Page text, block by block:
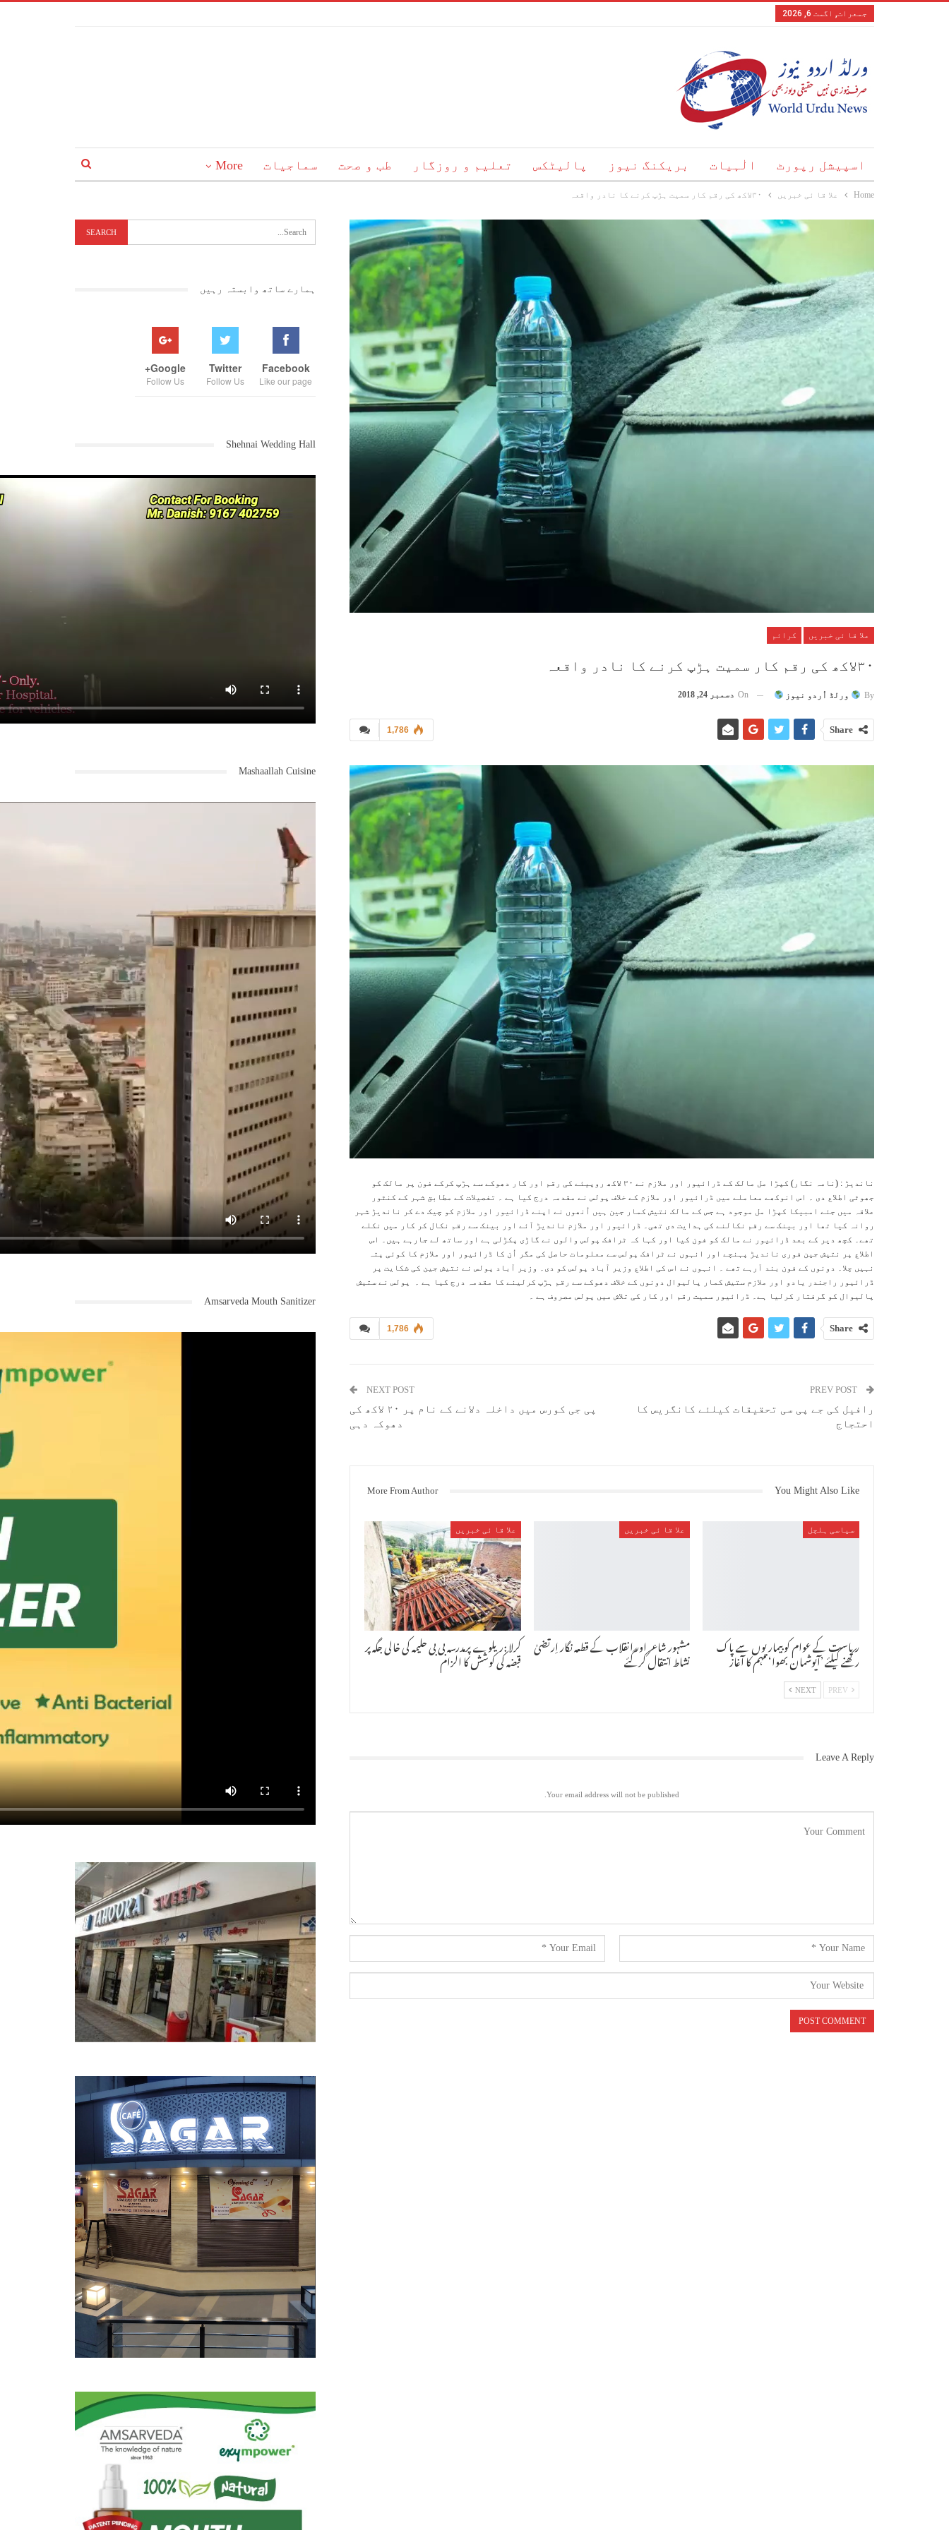
جمعرات, اگست 6, 2026
اسپیشل رپورٹ الٰہیات بریکنگ نیوز پالیٹکس تعلیم و روزگار طب و صحت سماجیات More
Home علا قا ئی خبریں ۳۰لاکھ کی رقم کار سمیت ہڑپ کرنے کا نادر واقعہ
علا قا ئی خبریں کرائم
۳۰لاکھ کی رقم کار سمیت ہڑپ کرنے کا نادر واقعہ
By ورلڈ اُردو نیوز On دسمبر 24, 2018
1,786 Share
ناندیڑ : (نامہ نگار) کپڑا مل مالک کے ڈرائیور اور ملازم نے ۳۰ لاکھ روپیئے کی رقم اور کار دھوکے سے ہڑپ کرکے فون پر مالک کو
جھوٹی اطلاع دی ۔ اس انوکھے معاملے میں ڈرائیور اور ملازم کے خلاف پولس نے مقدمہ درج کیا ہے ۔ تفصیلات کے مطابق شہر کے کنٹور
علاقہ میں جئے امبیکا کپڑا مل موجود ہے جس کے مالک نتیش کمار جین ہیں اُنھوں نے اپنے ڈرائیور اور ملازم کو چیک دے کر ناندیڑ شہر
روانہ کیا تھا اور بینک سے رقم نکالنے کی ہدایت دی تھی۔ ڈرائیور اور ملازم ناندیڑ آئے اور بینک سے رقم نکال کر کار میں نکلے
تھے۔ کچھ دیر کے بعد ڈرائیور نے مالک کو فون کیا اور کہا کہ ٹرافک پولس والوں نے گاڑی پکڑلی ہے اور ساتھ لے جارہے ہیں۔ اس
اطلاع پر نتیش جین فوری ناندیڑ پہنچے اور انہوں نے ٹرافک پولس سے معلومات حاصل کی مگر اُن کا ڈرائیور اور ملازم کا کوئی پتہ
نہیں چلا۔ دونوں کے فون بند آرہے تھے ۔ انہوں نے اس کی اطلاع وزیر آباد پولس کو دی۔ وزیر آباد پولس نے نتیش جین کی شکایت پر
ڈرائیور راجندر یادو اور ملازم ستیش کمار پالیوال دونوں کے خلاف دھوکے سے رقم ہڑپ کرلینے کا مقدمہ درج کیا ہے ۔ پولس نے ستیش
پالیوال کو گرفتار کرلیا ہے۔ ڈرائیور سمیت رقم اور کار کی تلاش میں پولس مصروف ہے ۔
1,786 Share
رافیل کی جے پی سی تحقیقات کیلئے کانگریس کا
احتجاج
NEXT POST
پی جی کورس میں داخلہ دلانے کے نام پر ۲۰ لاکھ کی
دھوکہ دہی
You Might Also Like
More From Author
سیاسی ہلچل
ریاست کے عوام کو بیماریوں سے پاک
رکھنے کیلئے ’آیوشمان بھوا‘ مہم کا آغاز
علا قا ئی خبریں
مشہور شاعر اور انقلاب کے قطعہ نگار اِرتضیٰ
نشاط انتقال کرگئے
علا قا ئی خبریں
کرلا :ریلوے پرمدرسہ بی بی حلیمہ کی خالی جگہ پر
قبضہ کی کوشش کا الزام
NEXT
Leave A Reply
Your email address will not be published.
ہمارے ساتھ وابستہ رہیں
Facebook
Like our page
Twitter
Follow Us
Google+
Follow Us
Shehnai Wedding Hall
Mashaallah Cuisine
Amsarveda Mouth Sanitizer